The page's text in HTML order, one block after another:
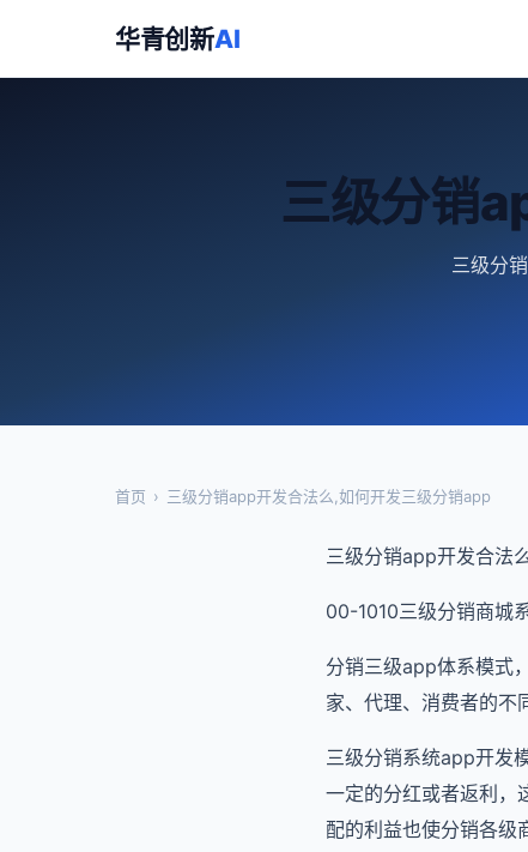
华青创新AI
三级分销
三级分
首页 › 三级分销app开发合法么,如何开发三级分销app
三级分销app开发合法
00-1010三级分销商城
分销三级app体系模式
家、代理、消费者的不
三级分销系统app开发
一定的分红或者返利，
配的利益也使分销各级